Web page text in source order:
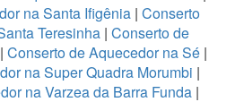
na Santa Ifigênia | Conserto
Teresinha| Conserto de
| Conserto de Aquecedor na Sé |
na Super Quadra Morumbi |
na Varzea da Barra Funda|